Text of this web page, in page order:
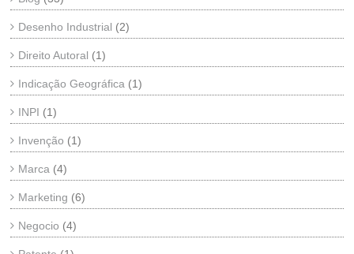
Desenho Industrial (2)
Direito Autoral (1)
Indicação Geográfica (1)
INPI (1)
Invenção (1)
Marca (4)
Marketing (6)
Negocio (4)